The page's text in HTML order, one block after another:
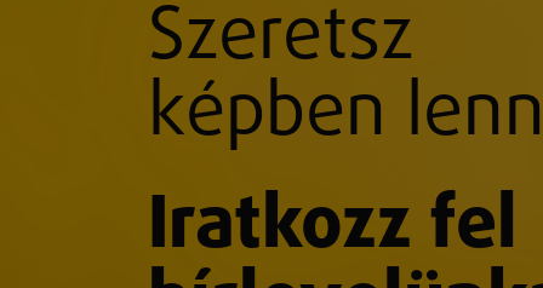
Szeretsz
képben
Iratkozz fel